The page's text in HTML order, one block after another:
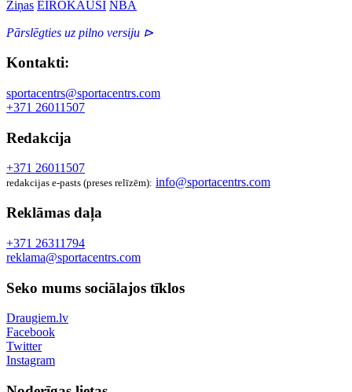
Ziņas EIROKAUSI NBA
Pārslēgties uz pilno versiju ⊳
Kontakti:
sportacentrs@sportacentrs.com
+371 26011507
Redakcija
+371 26011507
redakcijas e-pasts (preses relīzēm): info@sportacentrs.com
Reklāmas daļa
+371 26311794
reklama@sportacentrs.com
Seko mums sociālajos tīklos
Draugiem.lv
Facebook
Twitter
Instagram